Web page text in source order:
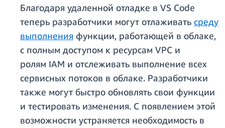
Благодаря удаленной отладке в VS Code
теперь разработчики могут отлаживать среду
выполнения функции, работающей в облаке,
с полным доступом к ресурсам VPC и
ролям IAM и отслеживать выполнение всех
сервисных потоков в облаке. Разработчики
также могут быстро обновлять свои функции
и тестировать изменения. С появлением этой
возможности устраняется необходимость в